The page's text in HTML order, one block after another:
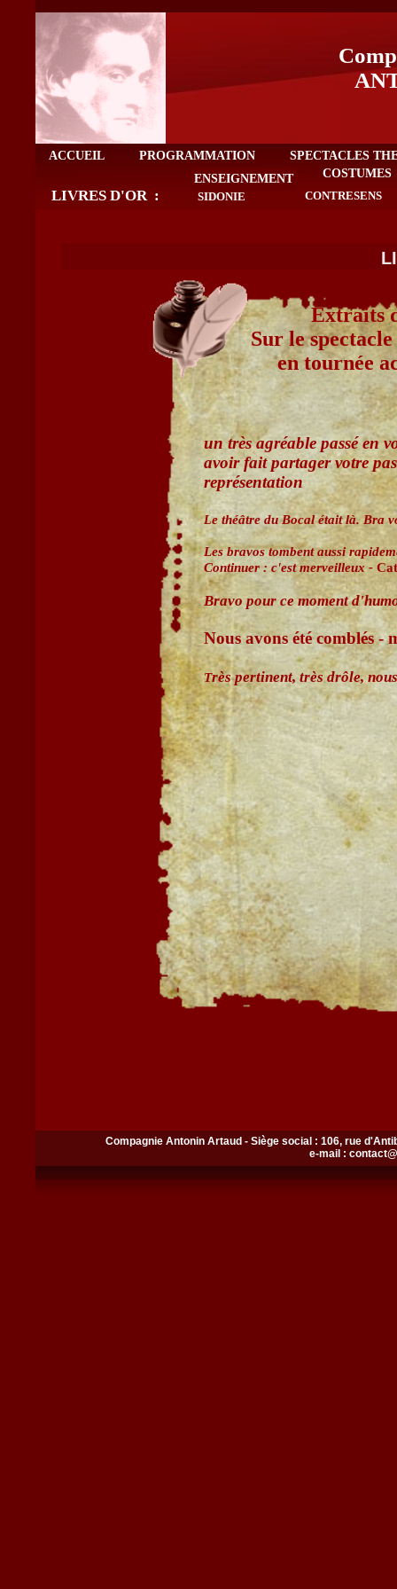
Extraits
Sur le
en tournée
un très agréable passé en
avoir fait partager votre
représentation
Le théâtre du Bocal était là. Bra
Les bravos tombent aussi
Continuer : c'est merveilleux -
Bravo pour ce moment
Nous avons été comblés -
Très pertinent, très drôle,
CONTRESENS
SPECTACLES
ACCUEIL
ENSEIGNEMENT
LIVRES D'OR : SIDONIE
COSTUMES
PROGRAMMATION
Compagnie Antonin Artaud - Siège social : 106, rue
e-mail :